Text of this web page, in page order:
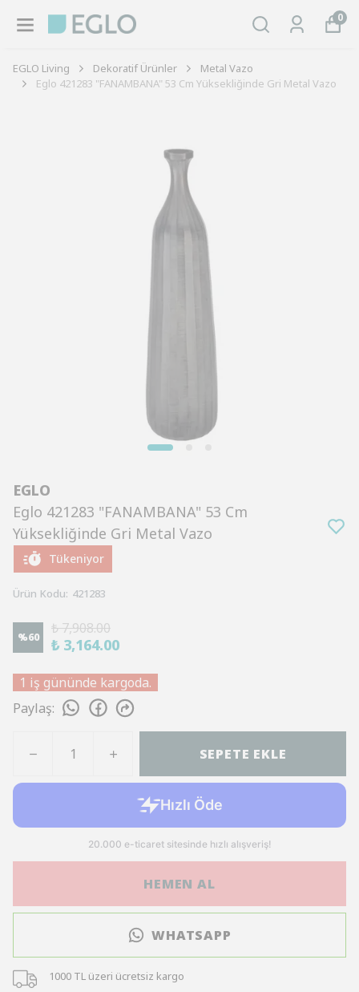
0
EGLO Living Dekoratif Ürünler
Metal Vazo
Eglo 421283 "FANAMBANA" 53 Cm Yüksekliğinde Gri Metal Vazo
EGLO
Eglo 421283 "FANAMBANA" 53 Cm
Yüksekliğinde Gri Metal Vazo
Tükeniyor
Ürün Kodu: 421283
%60
₺ 7,908.00
₺ 3,164.00
1 iş gününde kargoda.
Paylaş:
SEPETE EKLE
HEMEN AL
WHATSAPP
1000 TL üzeri ücretsiz kargo